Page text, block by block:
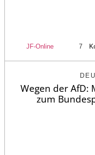
JF-Online 7
Wegen der AfD:
zum